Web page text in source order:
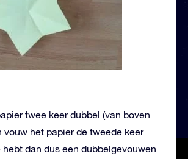
twee keer dubbel (van boven
vouw het papier de tweede keer
hebt dan dus een dubbelgevouwen